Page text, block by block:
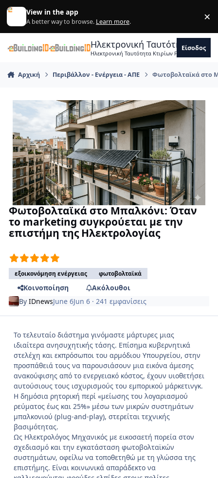
Skip to content
View in the app
A better way to browse. Learn more. ×
Ηλεκτρονική Ταυτότητα
Ηλεκτρονική Ταυτότητα Κτιρίων Forum
Είσοδος
Αρχική Περιβάλλον - Ενέργεια - ΑΠΕ Φωτοβολταϊκά στο
Φωτοβολταϊκά στο Μπαλκόνι: Όταν
το marketing συγκρούεται με την
επιστήμη της Ηλεκτρολογίας
εξοικονόμηση ενέργειας φωτοβολταϊκά
Κοινοποίηση
Ακόλουθοι
ByIDnewsJune 6Jun 6 · 241 εμφανίσεις
Το τελευταίο διάστημα γινόμαστε μάρτυρες μιας
ιδιαίτερα ανησυχητικής τάσης. Επίσημα κυβερνητικά
στελέχη και εκπρόσωποι του αρμόδιου Υπουργείου, στην
προσπάθειά τους να παρουσιάσουν μια εικόνα άμεσης
ανακούφισης από το ενεργειακό κόστος, έχουν υιοθετήσει
αυτούσιους τους ισχυρισμούς του εμπορικού μάρκετινγκ.
Η δημόσια ρητορική περί «μείωσης του λογαριασμού
ρεύματος έως και 25%» μέσω των μικρών συστημάτων
μπαλκονιού (plug-and-play), στερείται τεχνικής
βασιμότητας.
Ως Ηλεκτρολόγος Μηχανικός με εικοσαετή πορεία στον
σχεδιασμό και την εγκατάσταση φωτοβολταϊκών
συστημάτων, οφείλω να τοποθετηθώ με τη γλώσσα της
επιστήμης. Είναι κοινωνικά απαράδεκτο να